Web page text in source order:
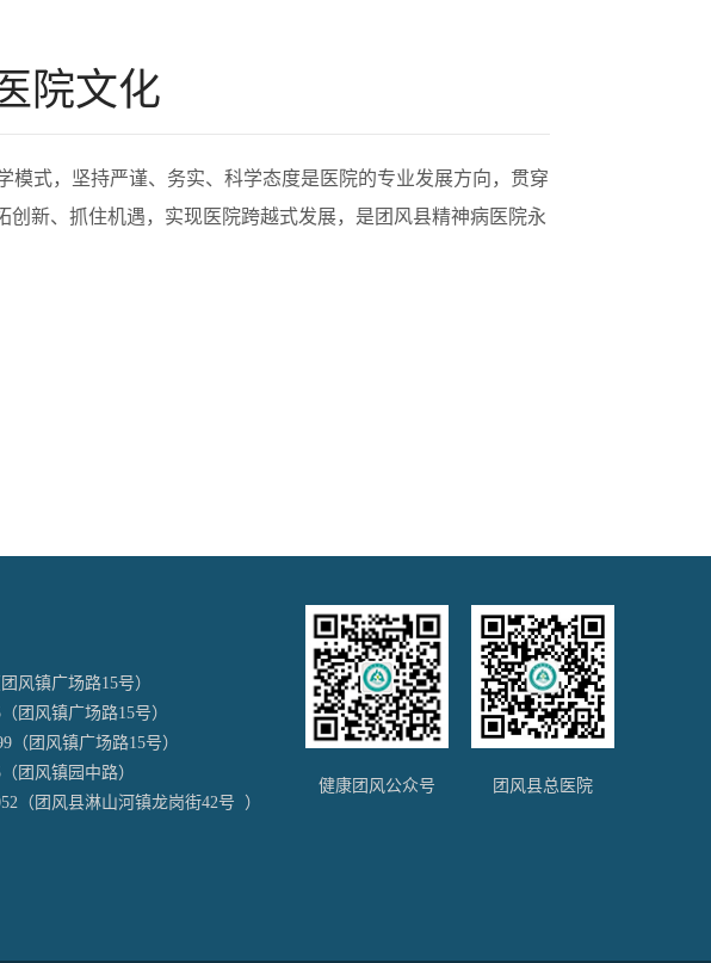
院文化
模式，坚持严谨、务实、科学态度是医院的专业发展方向，贯穿
创新、抓住机遇，实现医院跨越式发展，是团风县精神病医院永
风镇广场路15号）
（团风镇广场路15号）
（团风镇广场路15号）
（团风镇园中路）
（团风县淋山河镇龙岗街42号 ）
健康团风公众号 团风县总医院